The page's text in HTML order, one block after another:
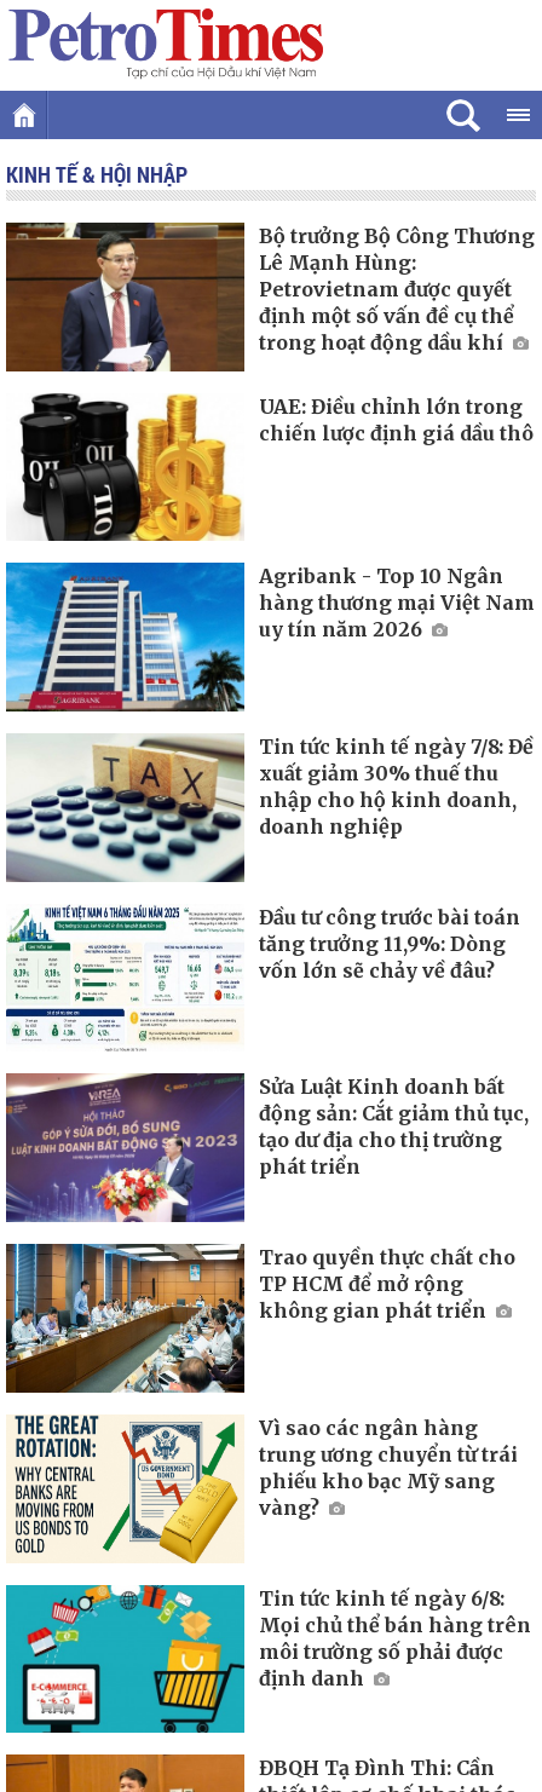
KINH TẾ & HỘI NHẬP
Bộ trưởng Bộ Công Thương
Lê Mạnh Hùng:
Petrovietnam được quyết
định một số vấn đề cụ thể
trong hoạt động dầu khí
UAE: Điều chỉnh lớn trong
chiến lược định giá dầu thô
Agribank - Top 10 Ngân
hàng thương mại Việt Nam
uy tín năm 2026
Tin tức kinh tế ngày 7/8: Đề
xuất giảm 30% thuế thu
nhập cho hộ kinh doanh,
doanh nghiệp
Đầu tư công trước bài toán
tăng trưởng 11,9%: Dòng
vốn lớn sẽ chảy về đâu?
Sửa Luật Kinh doanh bất
động sản: Cắt giảm thủ tục,
tạo dư địa cho thị trường
phát triển
Trao quyền thực chất cho
TP HCM để mở rộng
không gian phát triển
Vì sao các ngân hàng
trung ương chuyển từ trái
phiếu kho bạc Mỹ sang
vàng?
Tin tức kinh tế ngày 6/8:
Mọi chủ thể bán hàng trên
môi trường số phải được
định danh
ĐBQH Tạ Đình Thi: Cần